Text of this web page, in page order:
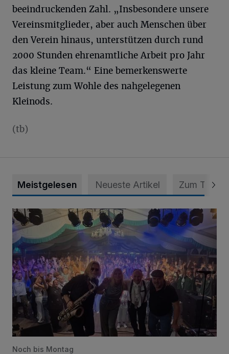
beeindruckenden Zahl. „Insbesondere unsere
Vereinsmitglieder, aber auch Menschen über
den Verein hinaus, unterstützen durch rund
2000 Stunden ehrenamtliche Arbeit pro Jahr
das kleine Team.“ Eine bemerkenswerte
Leistung zum Wohle des nahgelegenen
Kleinods.
(tb)
Meistgelesen Neueste Artikel Zum Thema
Viele Bilder: Toller Auftakt des Unterbacher
Noch bis Montag